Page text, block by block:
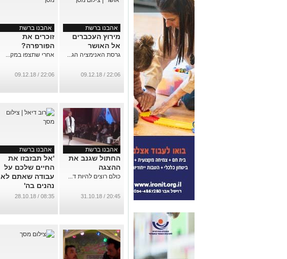
אהבנו ברשת
מירוץ העכברים
אל האושר
גרסת האנימציה הג...
22:06 / 09.12.18
אהבנו ברשת
זוכרים את
הפורפרה?
אחרי שתצפו במק...
22:06 / 09.12.18
אהבנו ברשת
החתול שגנב את
ההצגה
כולם רוצים להיות ד...
20:45 / 31.10.18
אהבנו ברשת
'אל תבזבזו את
החיים שלכם על
עבודה שאתם לא
נהנים בה'
...
08:35 / 28.10.18